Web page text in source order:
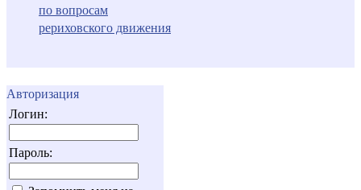
по вопросам
рериховского движения
Авторизация
Логин:
Пароль: